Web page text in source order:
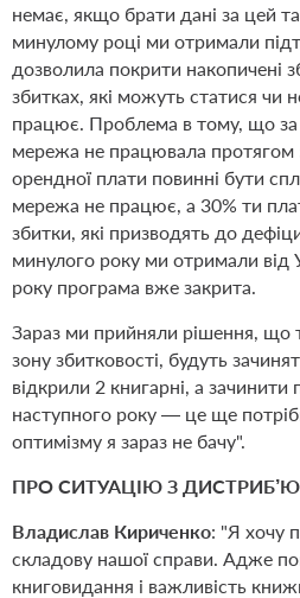
немає, якщо брати дані за цей
минулому році ми отримали
дозволила покрити накопичені
збитках, які можуть статися чи
працює. Проблема в тому, що за
мережа не працювала протягом
орендної плати повинні бути
мережа не працює, а 30% ти
збитки, які призводять до
минулого року ми отримали
року програма вже закрита.
Зараз ми прийняли рішення, що
зону збитковості, будуть
відкрили 2 книгарні, а
наступного року — це ще
оптимізму я зараз не бачу".
ПРО СИТУАЦІЮ З
Владислав Кириченко: "Я хочу
складову нашої справи. Адже
книговидання і важливість